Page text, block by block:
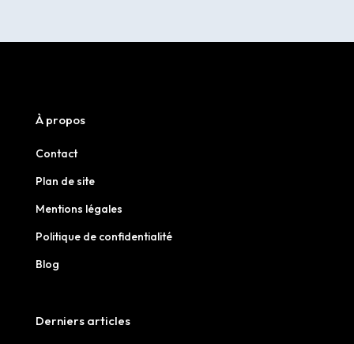
À propos
Contact
Plan de site
Mentions légales
Politique de confidentialité
Blog
Derniers articles